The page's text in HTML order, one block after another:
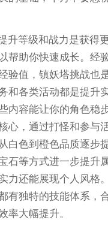
升等级和战力是获得
帮助你快速成长。经
验值，镇妖塔挑战也
和各类活动都是提升
内容能让你的角色稳
心，通过打怪和参与
白色到橙色品质逐步
石等方式进一步提升
力还能展现个人风格
有独特的技能体系，
率大幅提升。